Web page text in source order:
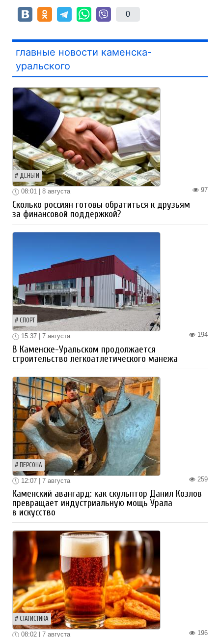
0
главные новости каменска-
уральского
ДЕНЬГИ
97
08:01 | 8 августа
Сколько россиян готовы обратиться к друзьям
за финансовой поддержкой?
СПОРТ
194
15:37 | 7 августа
В Каменске-Уральском продолжается
строительство легкоатлетического манежа
ПЕРСОНА
259
12:07 | 7 августа
Каменский авангард: как скульптор Данил Козлов
превращает индустриальную мощь Урала
в искусство
СТАТИСТИКА
196
08:02 | 7 августа